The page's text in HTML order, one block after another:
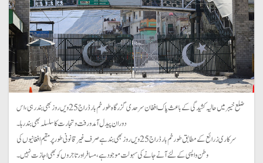
ضلع خیبر میں حالیہ کشیدگی کے باعث پاک افغان سرحدی گزرگاہ طورخم بارڈر اج 25ویں روز بھی بند رہی، اس
دوران پیدل آمدورفت و تجارت کا سلسلہ بھی بند رہا۔
سرکاری زرائع کے مطابق طورخم بارڈر اج 25ویں روز بھی بند ہے صرف غیرقانونی طور پر مقیم افغانیوں کی
وطن واپسی کے لئے آنےجانے کی سہولت موجود ہے، مسافر اور تاجروں کو بھی اجازت نہیں۔